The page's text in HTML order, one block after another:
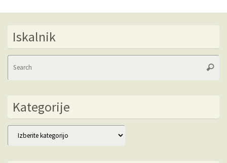
Iskalnik
Kategorije
Kategorije